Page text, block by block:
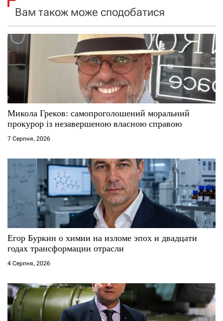
я
з
а
и
с
і
в
Вам також може сподобатися
Микола Греков: самопроголошений моральний
прокурор із незавершеною власною справою
7 Серпня, 2026
Егор Буркин о химии на изломе эпох и двадцати
годах трансформации отрасли
4 Серпня, 2026